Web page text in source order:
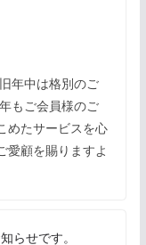
年中は格別のご
もご会員様のご
めたサービスを心
愛顧を賜りますよ
らせです。